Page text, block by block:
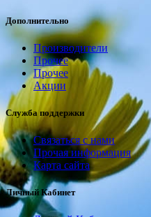
Дополнительно
Производители
Прочее
Прочее
Акции
Служба поддержки
Связаться с нами
Прочая информация
Карта сайта
Личный Кабинет